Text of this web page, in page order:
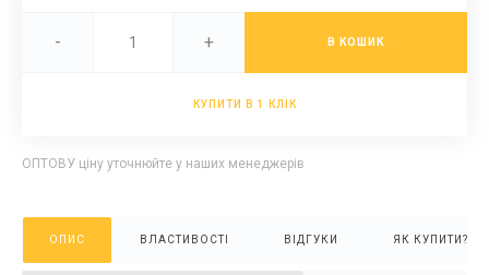
- + В КОШИК
КУПИТИ В 1 КЛІК
ОПТОВУ ціну уточнюйте у наших менеджерів
ОПИС ВЛАСТИВОСТІ ВІДГУКИ ЯК КУПИТИ?